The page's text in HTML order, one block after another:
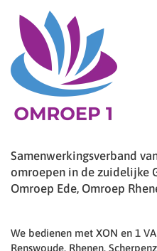
Samenwerkingsverband
omroepen in de zuidelijke
Omroep Ede, Omroep
We bedienen met XON en 1
Renswoude, Rhenen,